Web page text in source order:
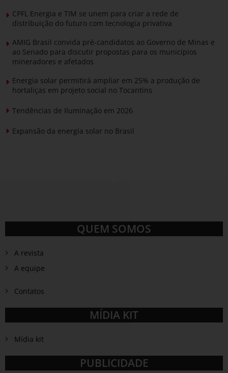
CPFL Energia e TIM se unem para criar a rede de
distribuição do futuro com tecnologia privativa
AMIG Brasil convida pré-candidatos ao Governo de Minas e
ao Senado para discutir propostas para os municípios
mineradores e afetados
Energia solar permitirá ampliar em 25% a produção de
hortaliças em projeto social no Tocantins
Tendências de Iluminação em 2026
Expansão da energia solar no Brasil
QUEM SOMOS
A revista
A equipe
Contatos
MÍDIA KIT
Mídia kit
PUBLICIDADE